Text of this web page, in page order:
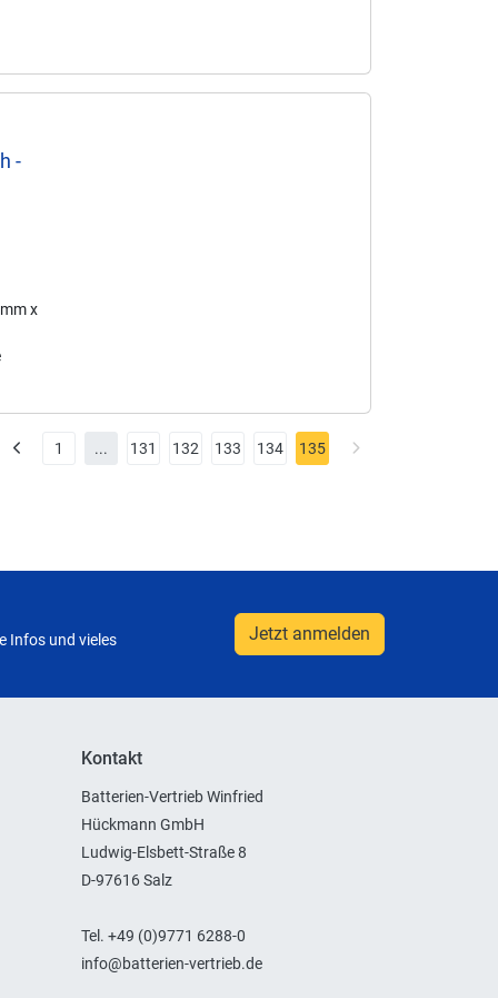
-
x
1 ... 131 132 133 134 135
Infos und vieles
Jetzt anmelden
Kontakt
Batterien-Vertrieb Winfried
Hückmann GmbH
Ludwig-Elsbett-Straße 8
D-97616 Salz
Tel. +49 (0)9771 6288-0
info@batterien-vertrieb.de